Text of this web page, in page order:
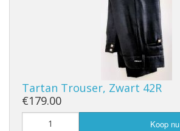
Tartan Trouser, Zwart 42R
€179.00
Koop nu